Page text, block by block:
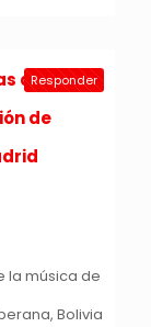
abiertas.
de
la música de
Bolivia
Responder